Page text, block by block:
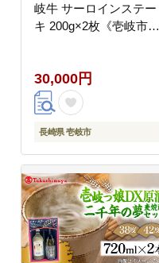
岐牛 サーロインステー
キ 200g×2枚《壱岐市》
30000円 3万円
30,000円
長崎県 壱岐市